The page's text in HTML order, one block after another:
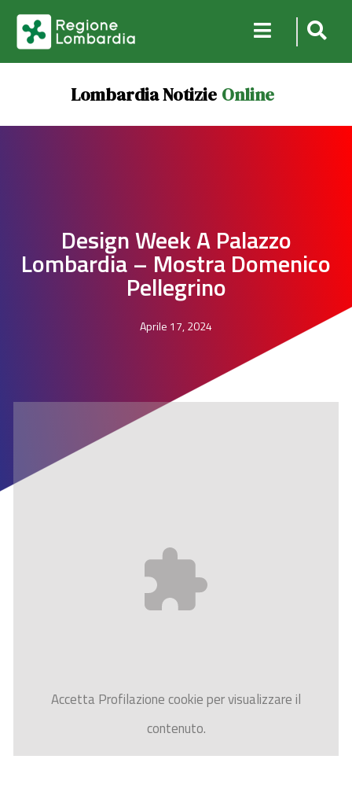
Lombardia Notizie Online
Design Week A Palazzo
Lombardia – Mostra Domenico
Pellegrino
Aprile 17, 2024
AccettaProfilazionecookie per visualizzare il
contenuto.